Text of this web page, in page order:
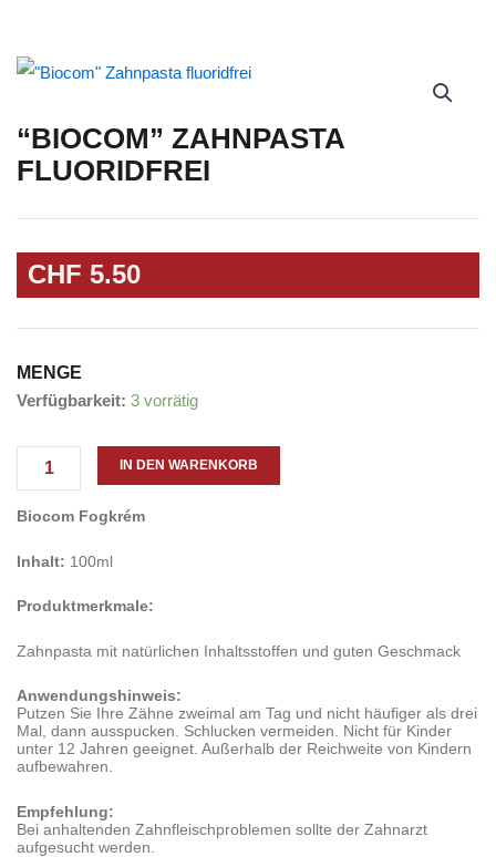
“BIOCOM” ZAHNPASTA
FLUORIDFREI
CHF 5.50
MENGE
Verfügbarkeit: 3 vorrätig
"Biocom"
Menge
IN DEN WARENKORB
Biocom Fogkrém
Inhalt: 100ml
Produktmerkmale:
Zahnpasta mit natürlichen Inhaltsstoffen und guten Geschmack
Anwendungshinweis:
Putzen Sie Ihre Zähne zweimal am Tag und nicht häufiger als drei
Mal, dann ausspucken. Schlucken vermeiden. Nicht für Kinder
unter 12 Jahren geeignet. Außerhalb der Reichweite von Kindern
aufbewahren.
Empfehlung:
Bei anhaltenden Zahnfleischproblemen sollte der Zahnarzt
aufgesucht werden.